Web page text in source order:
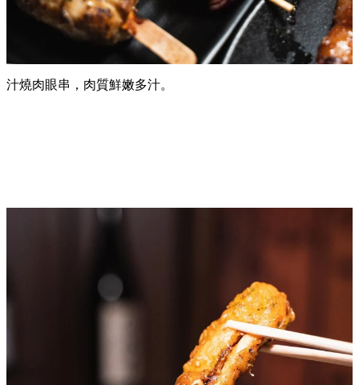
汁燒肉眼串，肉質鮮嫩多汁。